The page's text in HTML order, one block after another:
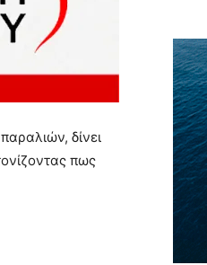
δίνει
πως